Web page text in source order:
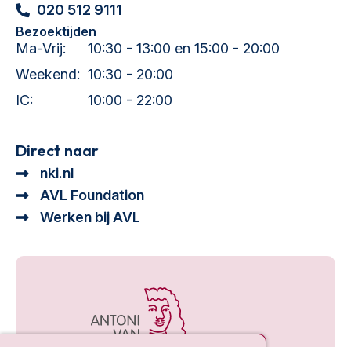
020 512 9111
Bezoektijden
Ma-Vrij:
10:30 - 13:00 en 15:00 - 20:00
Weekend: 10:30 - 20:00
IC:
10:00 - 22:00
Direct naar
nki.nl
AVL Foundation
Werken bij AVL